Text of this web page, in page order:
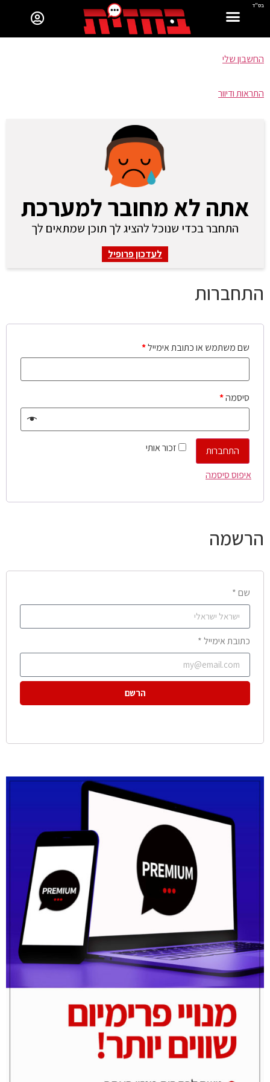
בס"ד
החשבון שלי
התראות ודיוור
אתה לא מחובר למערכת
התחבר בכדי שנוכל להציג לך תוכן שמתאים לך
לעדכון פרופיל
התחברות
שם משתמש או כתובת אימייל*
סיסמה*
זכור אותי
התחברות
איפוס סיסמה
הרשמה
שם *
כתובת אימייל *
הרשם